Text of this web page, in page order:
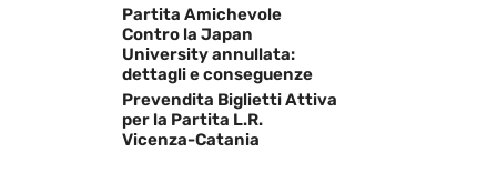
Partita Amichevole
Contro la Japan
University annullata:
dettagli e conseguenze
Prevendita Biglietti Attiva
per la Partita L.R.
Vicenza-Catania